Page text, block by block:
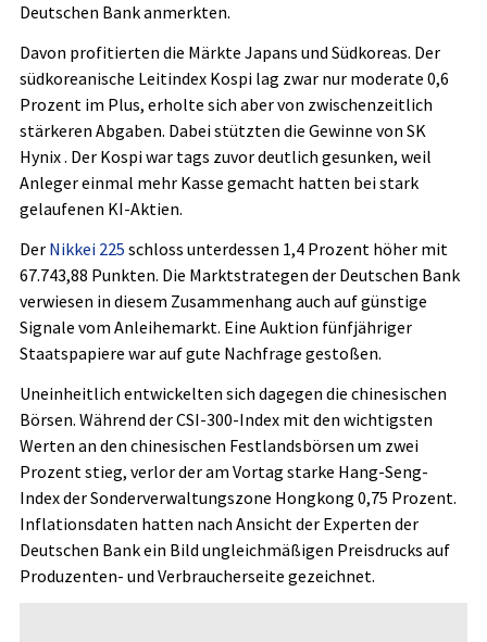
Deutschen Bank anmerkten.
Davon profitierten die Märkte Japans und Südkoreas. Der
südkoreanische Leitindex Kospi lag zwar nur moderate 0,6
Prozent im Plus, erholte sich aber von zwischenzeitlich
stärkeren Abgaben. Dabei stützten die Gewinne von SK
Hynix. Der Kospi war tags zuvor deutlich gesunken, weil
Anleger einmal mehr Kasse gemacht hatten bei stark
gelaufenen KI-Aktien.
Der Nikkei 225 schloss unterdessen 1,4 Prozent höher mit
67.743,88 Punkten. Die Marktstrategen der Deutschen Bank
verwiesen in diesem Zusammenhang auch auf günstige
Signale vom Anleihemarkt. Eine Auktion fünfjähriger
Staatspapiere war auf gute Nachfrage gestoßen.
Uneinheitlich entwickelten sich dagegen die chinesischen
Börsen. Während der CSI-300-Index mit den wichtigsten
Werten an den chinesischen Festlandsbörsen um zwei
Prozent stieg, verlor der am Vortag starke Hang-Seng-
Indexder Sonderverwaltungszone Hongkong 0,75 Prozent.
Inflationsdaten hatten nach Ansicht der Experten der
Deutschen Bank ein Bild ungleichmäßigen Preisdrucks auf
Produzenten- und Verbraucherseite gezeichnet.